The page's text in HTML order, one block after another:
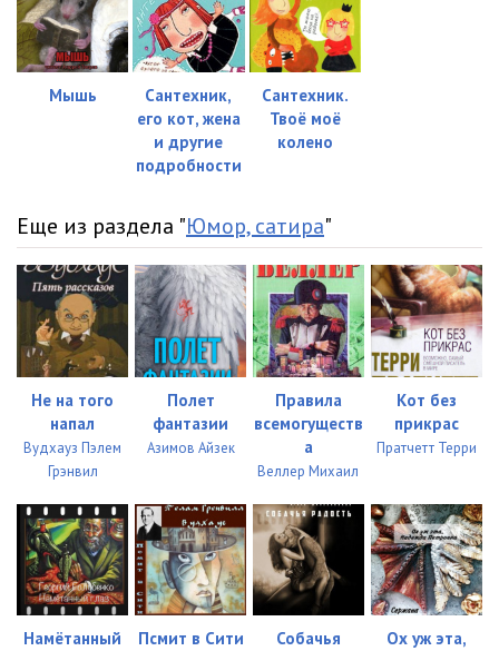
018 - Eva - Chapter05 - 02
019 - Eva - Chapter05 - 03
020 - Eva - Chapter06 - 00
021 - Eva - Chapter06 - 01
023 - Eva - Chapter07 - 00
024 - Eva - Chapter07 - 01 13:44
025 - Eva - Chapter07 - 02 14:20
026 - Eva - Chapter08 - 00 08:30
027 - Eva - Chapter08 - 01 11:24
028 - Eva - Chapter08 - 02 09:14
030 - Eva - Chapter09 - 01 11:35
031 - Eva - Chapter09 - 02 10:51
032 - Eva - Chapter10 - 00
Мышь
Сантехник,
его кот, жена
и другие
подробности
Сантехник.
Твоё моё
колено
Еще из раздела "Юмор, сатира"
Не на того
напал
Вудхауз Пэлем
Грэнвил
Полет
фантазии
Азимов Айзек
Правила
всемогуществ
а
Веллер Михаил
Кот без
прикрас
Пратчетт Терри
Намётанный
Псмит в Сити
Собачья
Ох уж эта,